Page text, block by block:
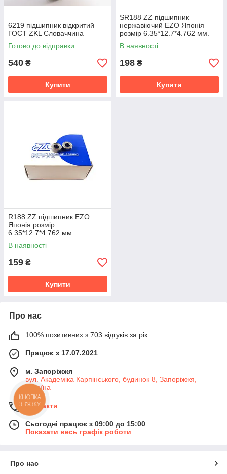
6219 підшипник відкритий
ГОСТ ZKL Словаччина
Готово до відправки
540 ₴
Купити
SR188 ZZ підшипник
нержавіючий EZO Японія
розмір 6.35*12.7*4.762 мм.
В наявності
198 ₴
Купити
R188 ZZ підшипник EZO
Японія розмір
6.35*12.7*4.762 мм.
В наявності
159 ₴
Купити
Про нас
100% позитивних з 703 відгуків за рік
Працює з 17.07.2021
м. Запоріжжя
вул. Академіка Карпінського, будинок 8, Запоріжжя,
Україна
Контакти
Сьогодні працює з 09:00 до 15:00
Показати весь графік роботи
Про нас
КНОПКА
ЗВ'ЯЗКУ